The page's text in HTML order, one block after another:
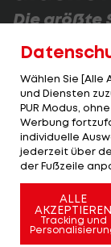
Die größte
Voller Dreck
Wählen Sie [Alle
und Diensten
PUR Modus,
Werbung
individuelle
jederzeit über
der Fußzeile
ALLE
AKZEPTIEREN
Tracking und